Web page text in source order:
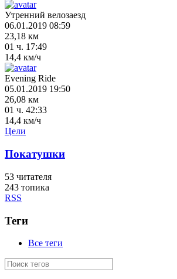
Утренний велозаезд
06.01.2019 08:59
23,18 км
01 ч. 17:49
14,4 км/ч
Evening Ride
05.01.2019 19:50
26,08 км
01 ч. 42:33
14,4 км/ч
Цели
Покатушки
53 читателя
243 топика
RSS
Теги
Все теги